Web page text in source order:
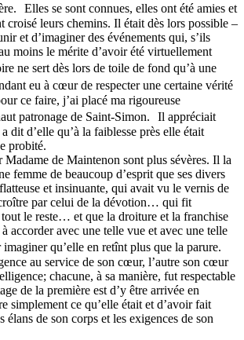
Elles se sont connues, elles ont été amies et
croisé leurs chemins. Il était dès lors possible –
et d’imaginer des événements qui, s’ils
moins le mérite d’avoir été virtuellement
ne sert dès lors de toile de fond qu’à une
eu à cœur de respecter une certaine vérité
ce faire, j’ai placé ma rigoureuse
patronage de Saint-Simon. Il appréciait
dit d’elle qu’à la faiblesse près elle était
probité.
Madame de Maintenon sont plus sévères. Il la
femme de beaucoup d’esprit que ses divers
et insinuante, qui avait vu le vernis de
par celui de la dévotion… qui fit
tout le reste… et que la droiture et la franchise
accorder avec une telle vue et avec une telle
qu’elle en retînt plus que la parure.
au service de son cœur, l’autre son cœur
chacune, à sa manière, fut respectable
de la première est d’y être arrivée en
simplement ce qu’elle était et d’avoir fait
élans de son corps et les exigences de son